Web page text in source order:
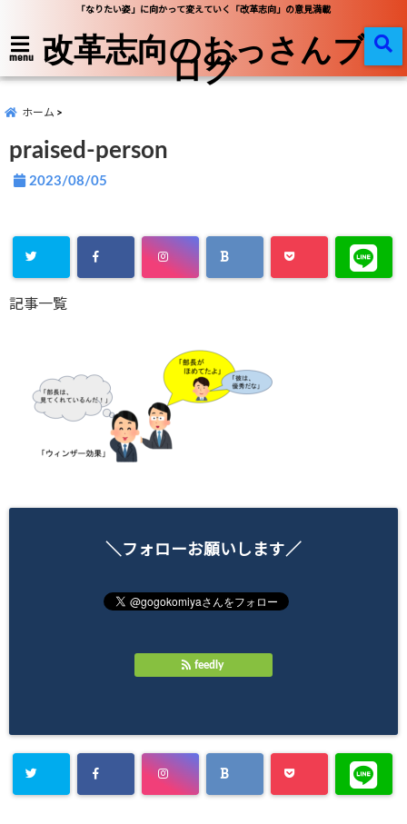
「なりたい姿」に向かって変えていく「改革志向」の意見満載
menu 改革志向のおっさんブ
ログ
ホーム
praised-person
2023/08/05
記事一覧
＼フォローお願いします／
feedly